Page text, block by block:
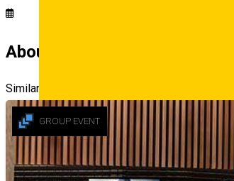
Deutsch
About
Similar Suggestions
GROUP EVENT